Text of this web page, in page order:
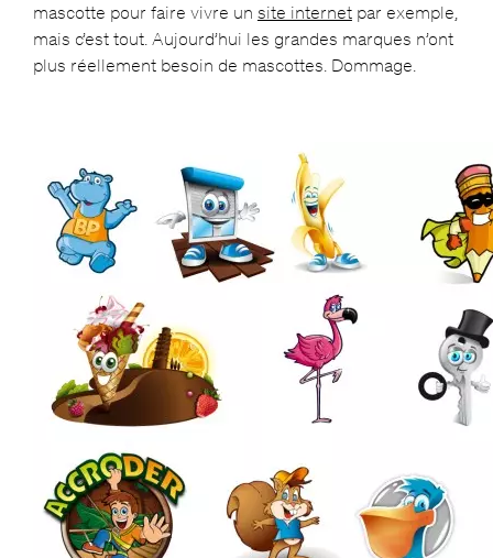
mascotte pour faire vivre un site internetpar exemple,
mais c’est tout. Aujourd’hui les grandes marques n’ont
plus réellement besoin de mascottes. Dommage.